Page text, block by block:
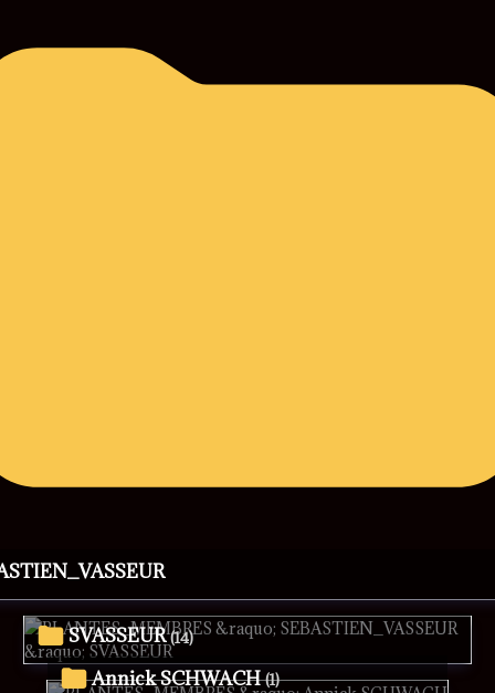
SVASSEUR (14)
Annick SCHWACH (1)